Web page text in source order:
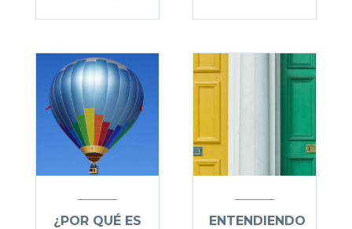
¿POR QUÉ ES
ENTENDIENDO